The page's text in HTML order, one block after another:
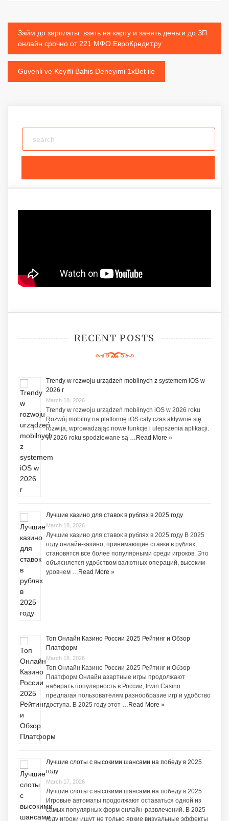
Post
navigation
Займ до зарплаты: взять на карту и занять деньги до ЗП
онлайн срочно от 221 МФО ЕвроКредит.ру
Guvenli ve Keyifli Bahis Deneyimi 1xBet ile
RECENT POSTS
Trendy w rozwoju urządzeń mobilnych z systemem iOS w
2026 r
March 18, 2026
Trendy w rozwoju urządzeń mobilnych iOS w 2026 roku
Rozwój mobilny na platformę iOS cały czas aktywnie się
rozwija, wprowadzając nowe funkcje i ulepszenia aplikacji.
W 2026 roku spodziewane są … Read More »
Лучшие казино для ставок в рублях в 2025 году
March 18, 2026
Лучшие казино для ставок в рублях в 2025 году В 2025
году онлайн-казино, принимающие ставки в рублях,
становятся все более популярными среди игроков. Это
объясняется удобством валютных операций, высоким
уровнем … Read More »
Топ Онлайн Казино России 2025 Рейтинг и Обзор
Платформ
March 18, 2026
Топ Онлайн Казино России 2025 Рейтинг и Обзор
Платформ Онлайн азартные игры продолжают
набирать популярность в России, Irwin Casino
предлагая пользователям разнообразие игр и удобство
доступа. В 2025 году этот … Read More »
Лучшие слоты с высокими шансами на победу в 2025
году
March 17, 2026
Лучшие слоты с высокими шансами на победу в 2025
Игровые автоматы продолжают оставаться одной из
самых популярных форм онлайн-развлечений. В 2025
году игроки ищут не только яркие визуальные эффекты